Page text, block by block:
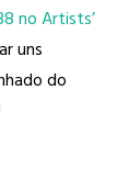
no Artists’
uns
do